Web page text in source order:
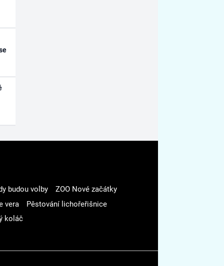
budou volby
ZOO Nové začátky
vera
Pěstování lichořeřišnice
koláč